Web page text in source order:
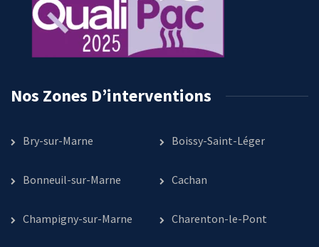
Nos Zones D’interventions
Bry-sur-Marne Boissy-Saint-Léger
Bonneuil-sur-Marne Cachan
Champigny-sur-Marne Charenton-le-Pont